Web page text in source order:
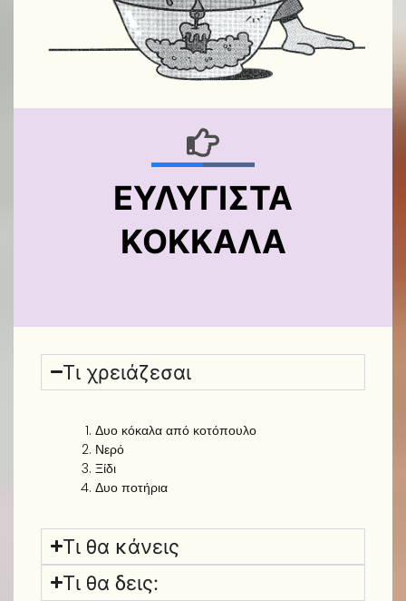
ΕΥΛΎΓΙΣΤΑ
ΚΌΚΚΑΛΑ
Τι χρειάζεσαι
Δυο κόκαλα από κοτόπουλο
Νερό
Ξίδι
Δυο ποτήρια
Τι θα κάνεις
Τι θα δεις: